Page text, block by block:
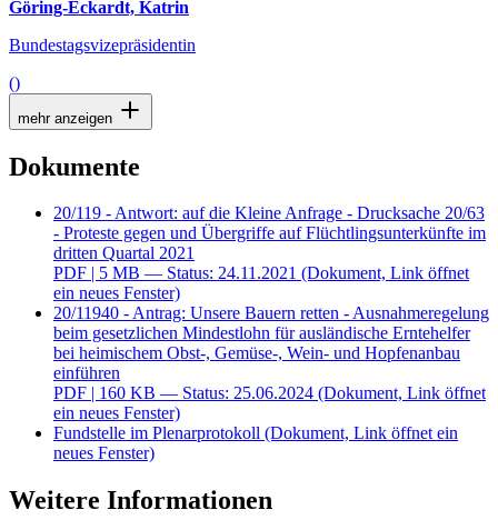
Göring-Eckardt, Katrin
Bundestagsvizepräsidentin
()
mehr anzeigen
Dokumente
20/119 - Antwort: auf die Kleine Anfrage - Drucksache 20/63
- Proteste gegen und Übergriffe auf Flüchtlingsunterkünfte im
dritten Quartal 2021
PDF | 5 MB — Status: 24.11.2021 (Dokument, Link öffnet
ein neues Fenster)
20/11940 - Antrag: Unsere Bauern retten - Ausnahmeregelung
beim gesetzlichen Mindestlohn für ausländische Erntehelfer
bei heimischem Obst-, Gemüse-, Wein- und Hopfenanbau
einführen
PDF | 160 KB — Status: 25.06.2024 (Dokument, Link öffnet
ein neues Fenster)
Fundstelle im Plenarprotokoll (Dokument, Link öffnet ein
neues Fenster)
Weitere Informationen